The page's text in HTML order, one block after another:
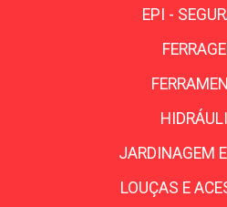
EPI -
JARDINAGEM
LOUÇAS E